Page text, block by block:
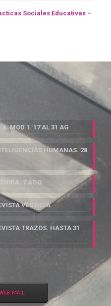
Sociales Educativas –
MOD 1. 17 AL 31 AG
HUMANAS. 28
7 AGO
VESTIGIA
TRAZOS. HASTA 31
MAIL